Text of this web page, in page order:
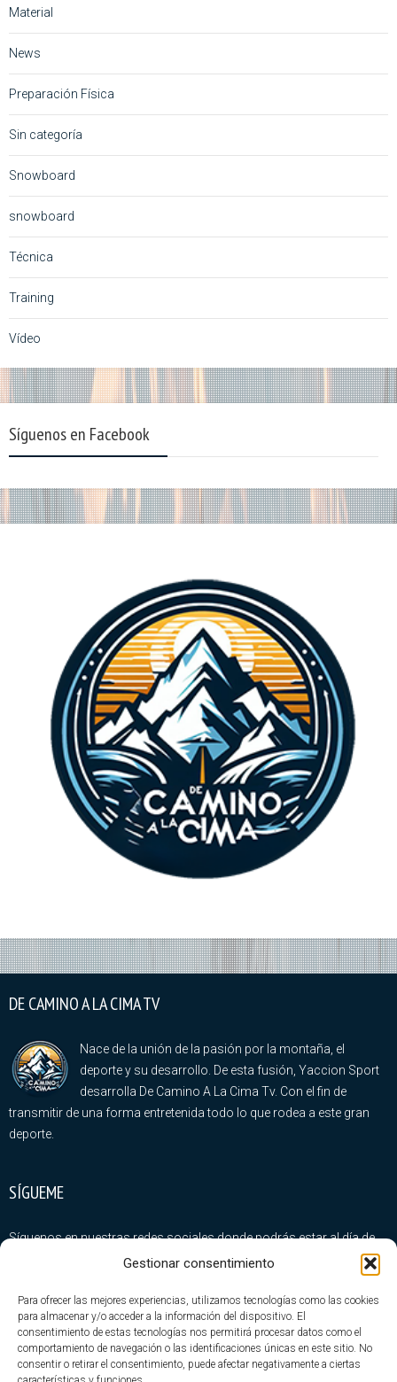
Gestionar consentimiento
Para ofrecer las mejores experiencias, utilizamos tecnologías como las cookies
para almacenar y/o acceder a la información del dispositivo. El
consentimiento de estas tecnologías nos permitirá procesar datos como el
comportamiento de navegación o las identificaciones únicas en este sitio. No
consentir o retirar el consentimiento, puede afectar negativamente a ciertas
Material
News
Preparación Física
Sin categoría
Snowboard
snowboard
Técnica
Training
Vídeo
Síguenos en Facebook
DE CAMINO A LA CIMA TV
Nace de la unión de la pasión por la montaña, el
deporte y su desarrollo. De esta fusión, Yaccion Sport
desarrolla De Camino A La Cima Tv. Con el fin de
transmitir de una forma entretenida todo lo que rodea a este gran
deporte.
SÍGUEME
Síguenos en nuestras redes sociales donde podrás estar al día de
todas nuestras novedades